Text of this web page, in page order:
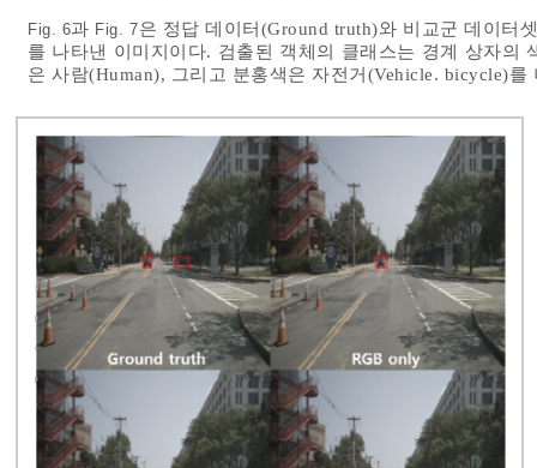
Fig. 6과 Fig. 7은 정답 데이터(Ground truth)와 비교군 데이터
를 나타낸 이미지이다. 검출된 객체의 클래스는 경계 상자의
은 사람(Human), 그리고 분홍색은 자전거(Vehicle. bicycle)를